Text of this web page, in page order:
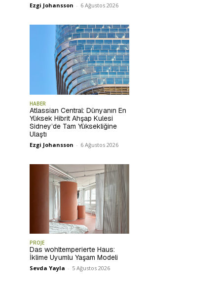
Ezgi Johansson - 6 Ağustos 2026
HABER
Atlassian Central: Dünyanın En
Yüksek Hibrit Ahşap Kulesi
Sidney’de Tam Yüksekliğine
Ulaştı
Ezgi Johansson - 6 Ağustos 2026
PROJE
Das wohltemperierte Haus:
İklime Uyumlu Yaşam Modeli
Sevda Yayla - 5 Ağustos 2026